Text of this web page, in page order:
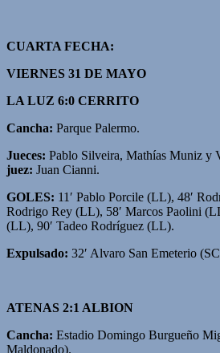
CUARTA FECHA:
VIERNES 31 DE MAYO
LA LUZ 6:0 CERRITO
Cancha: Parque Palermo.
Jueces: Pablo Silveira, Mathías Muniz y
juez: Juan Cianni.
GOLES: 11′ Pablo Porcile (LL), 48′
Rodrigo Rey (LL), 58′ Marcos Paolini
(LL), 90′ Tadeo Rodríguez (LL).
Expulsado: 32′ Alvaro San Emeterio
ATENAS 2:1 ALBION
Cancha: Estadio Domingo Burgueño
Maldonado).